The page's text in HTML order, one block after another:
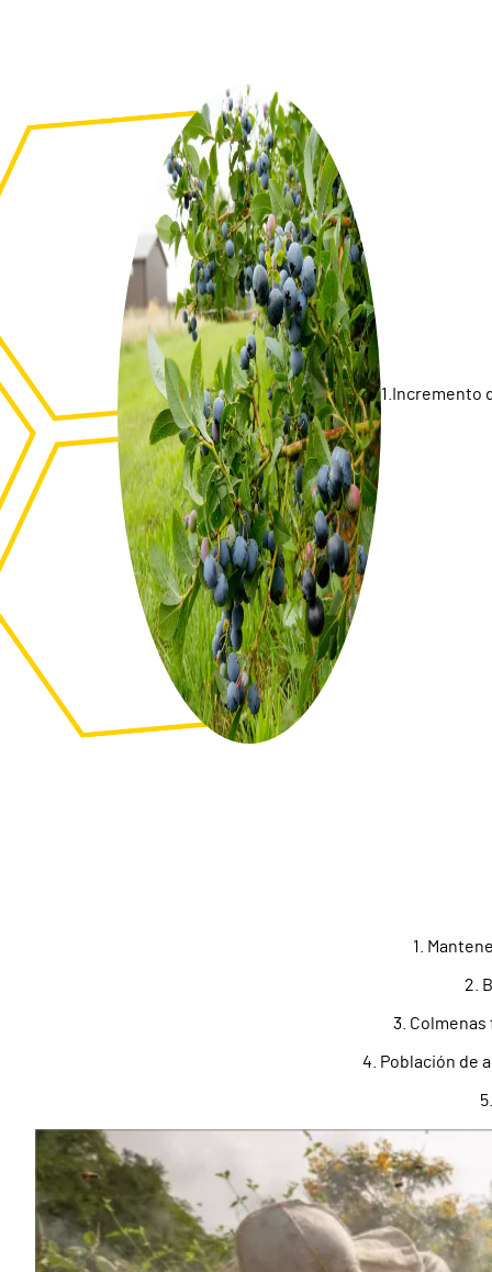
1.Incremento
1.
2.
3.
4. Población de